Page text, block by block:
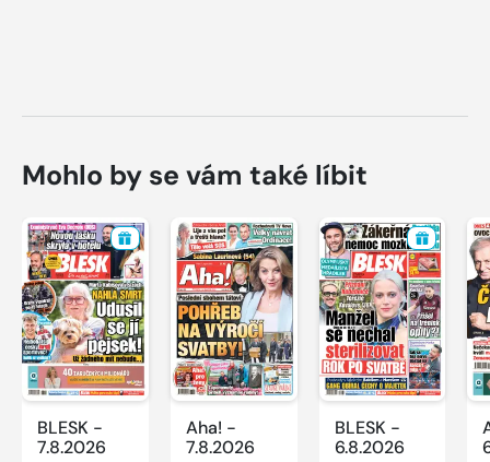
Mohlo by se vám také líbit
BLESK -
7.8.2026
Aha! -
7.8.2026
BLESK -
6.8.2026